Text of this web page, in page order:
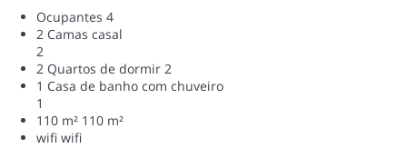
Ocupantes 4
2 Camas casal
2
2 Quartos de dormir 2
1 Casa de banho com chuveiro
1
110 m² 110 m²
wifi wifi